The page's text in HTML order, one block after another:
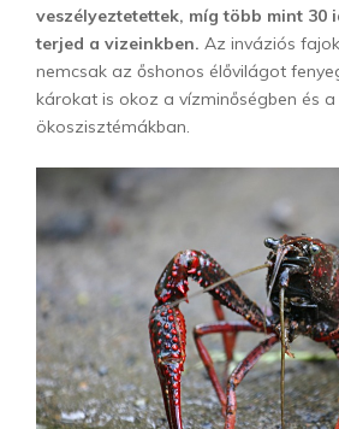
veszélyeztetettek, míg több mint 30
terjed a vizeinkben. Az inváziós
nemcsak az őshonos élővilágot
károkat is okoz a vízminőségben és
ökoszisztémákban.